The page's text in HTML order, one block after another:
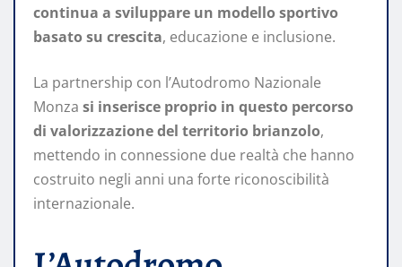
continua a sviluppare un modello sportivo
basato su crescita, educazione e inclusione.
La partnership con l’Autodromo Nazionale
Monza si inserisce proprio in questo percorso
di valorizzazione del territorio brianzolo,
mettendo in connessione due realtà che hanno
costruito negli anni una forte riconoscibilità
internazionale.